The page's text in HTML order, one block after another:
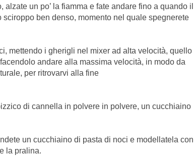
un po’ la fiamma e fate andare fino a quando il
ben denso, momento nel quale spegnerete
mettendo i gherigli nel mixer ad alta velocità, quello
andare alla massima velocità, in modo da
per ritrovarvi alla fine
di cannella in polvere in polvere, un cucchiaino
un cucchiaino di pasta di noci e modellatela con
la pralina.